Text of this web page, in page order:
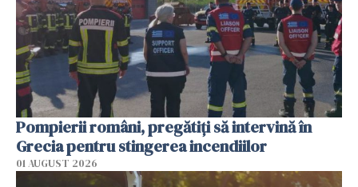
Pompierii români, pregătiţi să intervină în
Grecia pentru stingerea incendiilor
01 AUGUST 2026